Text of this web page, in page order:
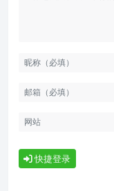
快捷登录